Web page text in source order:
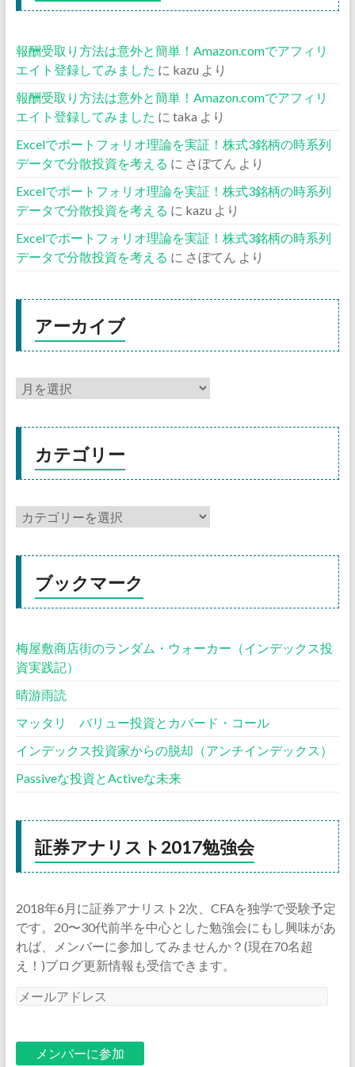
報酬受取り方法は意外と簡単！Amazon.comでアフィリ
エイト登録してみました に kazu より
報酬受取り方法は意外と簡単！Amazon.comでアフィリ
エイト登録してみました に taka より
Excelでポートフォリオ理論を実証！株式3銘柄の時系列
データで分散投資を考える に さぼてん より
Excelでポートフォリオ理論を実証！株式3銘柄の時系列
データで分散投資を考える に kazu より
Excelでポートフォリオ理論を実証！株式3銘柄の時系列
データで分散投資を考える に さぼてん より
アーカイブ
カテゴリー
ブックマーク
梅屋敷商店街のランダム・ウォーカー（インデックス投
資実践記）
晴游雨読
マッタリ バリュー投資とカバード・コール
インデックス投資家からの脱却（アンチインデックス）
Passiveな投資とActiveな未来
証券アナリスト2017勉強会
2018年6月に証券アナリスト2次、CFAを独学で受験予定
です。20〜30代前半を中心とした勉強会にもし興味があ
れば、メンバーに参加してみませんか？(現在70名超
え！)ブログ更新情報も受信できます。
メ